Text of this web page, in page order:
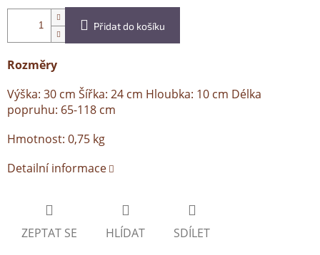
Přidat do košíku
Rozměry
Výška: 30 cm Šířka: 24 cm Hloubka: 10 cm Délka
popruhu: 65-118 cm
Hmotnost: 0,75 kg
Detailní informace
ZEPTAT SE HLÍDAT SDÍLET